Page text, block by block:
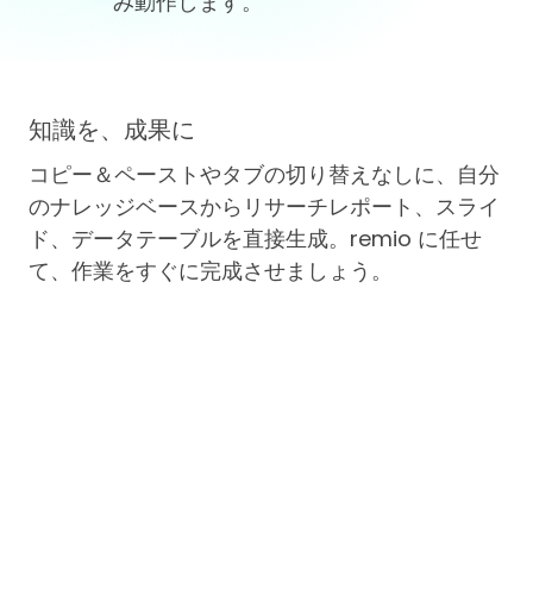
知識を、成果に
コピー＆ペーストやタブの切り替えなしに、自分
のナレッジベースからリサーチレポート、スライ
ド、データテーブルを直接生成。remio に任せ
て、作業をすぐに完成させましょう。